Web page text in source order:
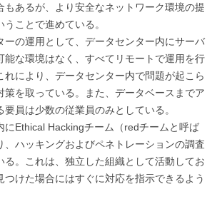
もあるが、より安全なネットワーク環境の提
ことで進めている。
ーの運用として、データセンター内にサーバ
能な環境はなく、すべてリモートで運用を行
れにより、データセンター内で問題が起こら
策を取っている。また、データベースまでア
要員は少数の従業員のみとしている。
にEthical Hackingチーム（redチームと呼ば
、ハッキングおよびペネトレーションの調査
る。これは、独立した組織として活動してお
つけた場合にはすぐに対応を指示できるよう